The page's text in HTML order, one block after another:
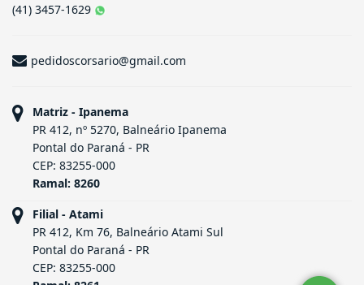
(41) 3457-1629
pedidoscorsario@gmail.com
Matriz - Ipanema
PR 412, nº 5270, Balneário Ipanema
Pontal do Paraná - PR
CEP: 83255-000
Ramal: 8260
Filial - Atami
PR 412, Km 76, Balneário Atami Sul
Pontal do Paraná - PR
CEP: 83255-000